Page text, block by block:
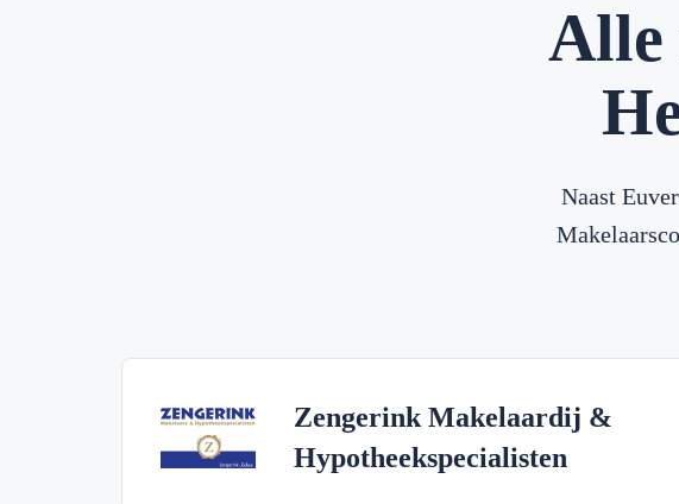
Alle
Naast
Zengerink Makelaardij &
Hypotheekspecialisten